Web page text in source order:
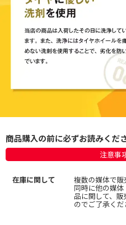
商品購入の前に必ずお読みくだ
注意事
在庫に関して
複数の媒体で
同時に他の媒
品に関して、
のでご了承くだ